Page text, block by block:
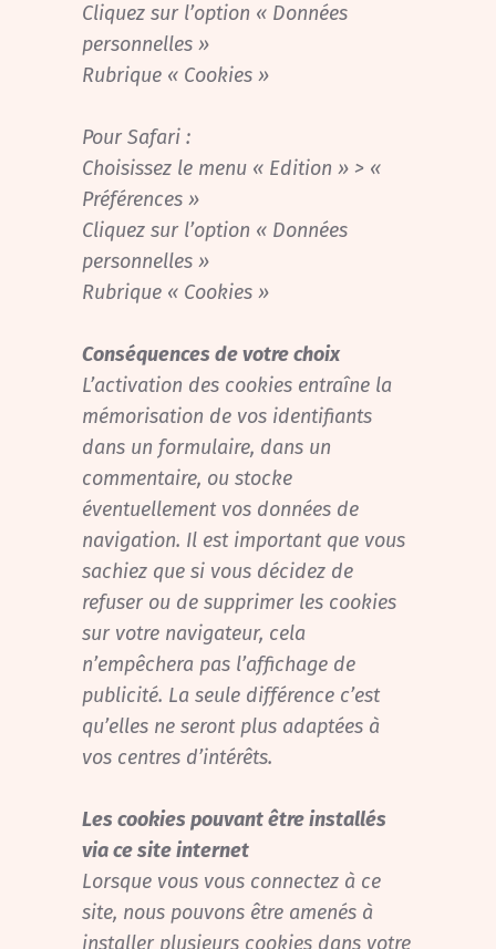
Cliquez sur l’option « Données
personnelles »
Rubrique « Cookies »
Pour Safari :
Choisissez le menu « Edition » > «
Préférences »
Cliquez sur l’option « Données
personnelles »
Rubrique « Cookies »
Conséquences de votre choix
L’activation des cookies entraîne la
mémorisation de vos identifiants
dans un formulaire, dans un
commentaire, ou stocke
éventuellement vos données de
navigation. Il est important que vous
sachiez que si vous décidez de
refuser ou de supprimer les cookies
sur votre navigateur, cela
n’empêchera pas l’affichage de
publicité. La seule différence c’est
qu’elles ne seront plus adaptées à
vos centres d’intérêts.
Les cookies pouvant être installés
via ce site internet
Lorsque vous vous connectez à ce
site, nous pouvons être amenés à
installer plusieurs cookies dans votre